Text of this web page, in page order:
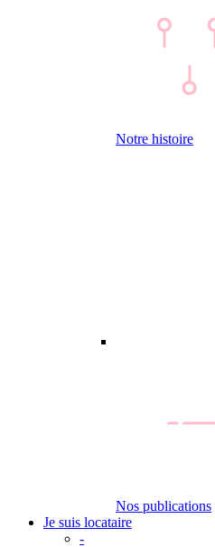
Notre histoire
Nos publications
Je suis locataire
-